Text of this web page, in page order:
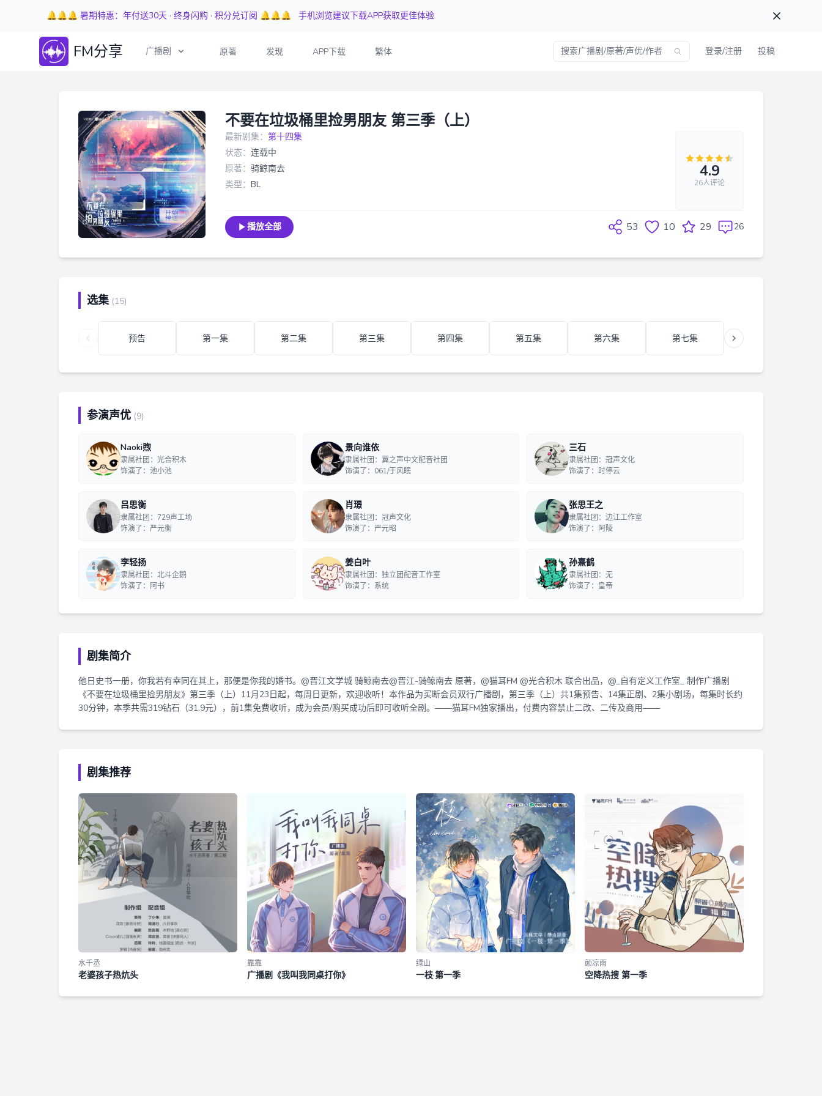
🔔🔔🔔 暑期特惠：年付送30天 · 终身闪购 · 积分兑订阅 🔔🔔🔔 手机浏览建议下载APP获取更佳体验
FM分享 广播剧 原著 发现 APP下载 繁体 登录/注册 投稿
不要在垃圾桶里捡男朋友 第三季（上）
最新剧集： 第十四集
状态： 连载中
原著： 骑鲸南去
类型： BL
4.9
26人评论
播放全部 53 10 29 26
选集 (15)
预告 第一集 第二集 第三集 第四集 第五集 第六集 第七集
参演声优 (9)
Naoki煦
隶属社团：光合积木
饰演了：池小池
景向谁依
隶属社团：翼之声中文配音社团
饰演了：061/于风眠
三石
隶属社团：冠声文化
饰演了：时停云
吕思衡
隶属社团：729声工场
饰演了：严元衡
肖璟
隶属社团：冠声文化
饰演了：严元昭
张思王之
隶属社团：边江工作室
饰演了：阿陵
李轻扬
隶属社团：北斗企鹅
饰演了：阿书
姜白叶
隶属社团：独立团配音工作室
饰演了：系统
孙熹鹤
隶属社团：无
饰演了：皇帝
剧集简介
他日史书一册，你我若有幸同在其上，那便是你我的婚书。@晋江文学城 骑鲸南去@晋江-骑鲸南去 原著，@猫耳FM @光合积木 联合出品，@_自有定义工作室_ 制作广播剧
《不要在垃圾桶里捡男朋友》第三季（上）11月23日起，每周日更新，欢迎收听！本作品为买断会员双行广播剧，第三季（上）共1集预告、14集正剧、2集小剧场，每集时长约
30分钟，本季共需319钻石（31.9元），前1集免费收听，成为会员/购买成功后即可收听全剧。——猫耳FM独家播出，付费内容禁止二改、二传及商用——
剧集推荐
水千丞
老婆孩子热炕头
靠靠
广播剧《我叫我同桌打你》
绿山
一枝·第一季
颜凉雨
空降热搜 第一季